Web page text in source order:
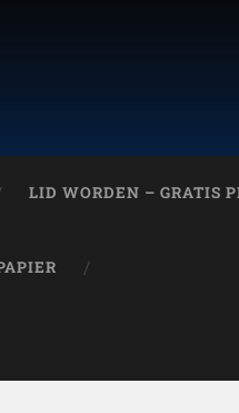
LID WORDEN – GRATIS